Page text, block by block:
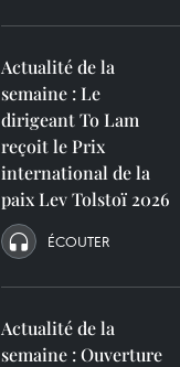
Actualité de la
semaine : Le
dirigeant To Lam
reçoit le Prix
international de la
paix Lev Tolstoï 2026
ÉCOUTER
Actualité de la
semaine : Ouverture